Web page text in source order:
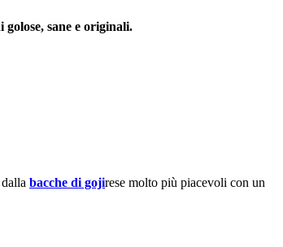
golose, sane e originali.
bacche di gojirese molto più piacevoli con un